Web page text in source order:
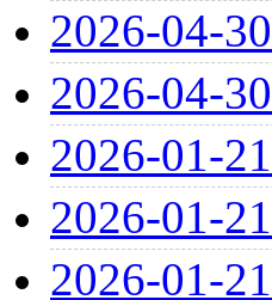
2026-04-30
2026-04-30
2026-01-21
2026-01-21
2026-01-21